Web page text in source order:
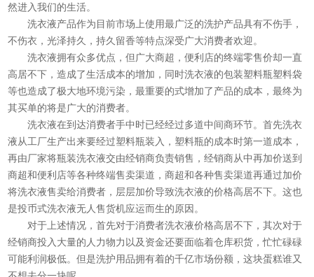
然进入我们的生活。
洗衣液产品作为目前市场上使用最广泛的洗护产品具有不伤手，
不伤衣，光泽持久，持久留香等特点深受广大消费者欢迎。
洗衣液拥有众多优点，但广大商超，便利店的终端零售价却一直
高居不下，造成了生活成本的增加，同时洗衣液的包装塑料瓶塑料袋
等也造成了极大地环境污染，最重要的式增加了产品的成本，最终为
其买单的将是广大的消费者。
洗衣液在到达消费者手中时已经经过多道中间商环节。首先洗衣
液从工厂生产出来要经过塑料瓶装入，塑料瓶的成本时第一道成本，
再由厂家将瓶装洗衣液交由经销商负责销售，经销商从中再加价送到
商超和便利店等各种终端售卖渠道，商超和各种售卖渠道再通过加价
将洗衣液售卖给消费者，层层加价导致洗衣液的价格高居不下。这也
是投币式洗衣液无人售货机应运而生的原因。
对于上述情况，首先对于消费者洗衣液价格高居不下，其次对于
经销商投入大量的人力物力以及资金还要面临着仓库积货，忙忙碌碌
可能利润极低。但是洗护用品拥有着的千亿市场份额，这块蛋糕谁又